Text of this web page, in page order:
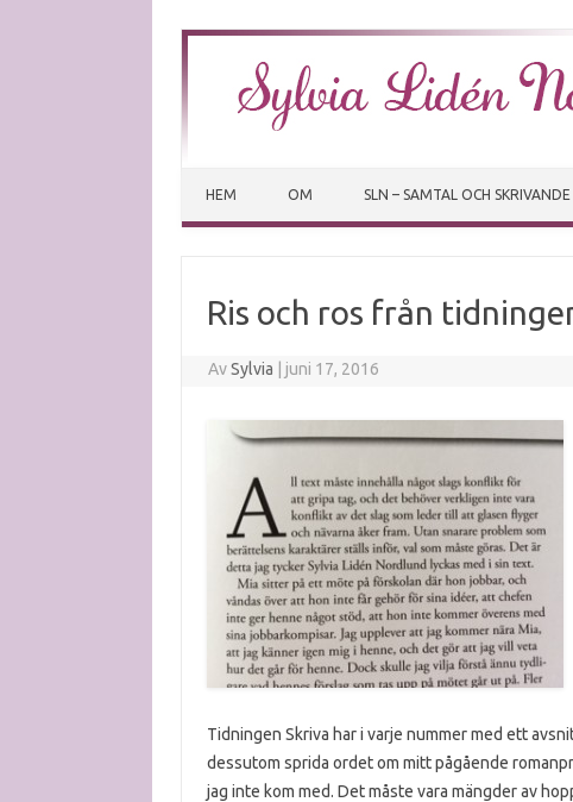
HEM OM SLN – SAMTAL OCH SKRIVANDE
Ris och ros från
AvSylvia juni 17, 2016
Tidningen Skriva har i varje nummer med ett
dessutom sprida ordet om mitt pågående
jag inte kom med. Det måste vara mängder av